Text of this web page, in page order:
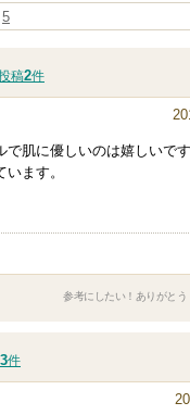
5
稿2件
肌に優しいのは嬉しいで
ます。
参考にしたい！ありがとう
3件